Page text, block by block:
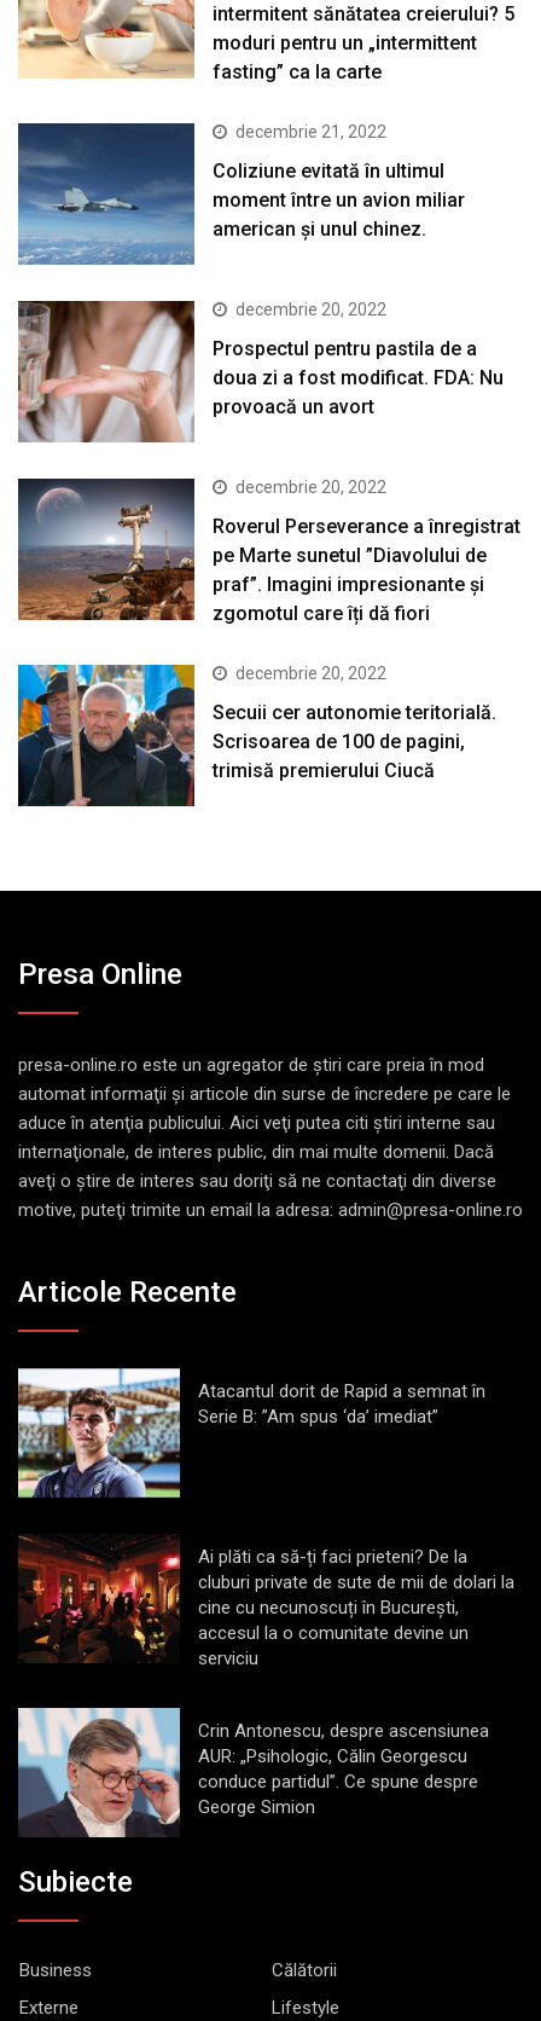
intermitent sănătatea creierului? 5
moduri pentru un „intermittent
fasting” ca la carte
decembrie 21, 2022
Coliziune evitată în ultimul
moment între un avion miliar
american şi unul chinez.
decembrie 20, 2022
Prospectul pentru pastila de a
doua zi a fost modificat. FDA: Nu
provoacă un avort
decembrie 20, 2022
Roverul Perseverance a înregistrat
pe Marte sunetul ”Diavolului de
praf”. Imagini impresionante și
zgomotul care îți dă fiori
decembrie 20, 2022
Secuii cer autonomie teritorială.
Scrisoarea de 100 de pagini,
trimisă premierului Ciucă
Presa Online
presa-online.ro este un agregator de ştiri care preia în mod
automat informaţii şi articole din surse de încredere pe care le
aduce în atenţia publicului. Aici veţi putea citi ştiri interne sau
internaţionale, de interes public, din mai multe domenii. Dacă
aveţi o ştire de interes sau doriţi să ne contactaţi din diverse
motive, puteţi trimite un email la adresa: admin@presa-online.ro
Articole Recente
Atacantul dorit de Rapid a semnat în
Serie B: ”Am spus ‘da’ imediat”
Ai plăti ca să-ți faci prieteni? De la
cluburi private de sute de mii de dolari la
cine cu necunoscuți în București,
accesul la o comunitate devine un
serviciu
Crin Antonescu, despre ascensiunea
AUR: „Psihologic, Călin Georgescu
conduce partidul”. Ce spune despre
George Simion
Subiecte
Business
Călătorii
Externe
Lifestyle